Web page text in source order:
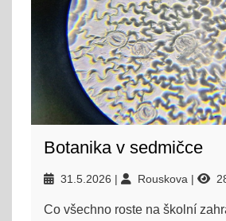
Botanika v sedmičce
31.5.2026 Rouskova
Co všechno roste na školní